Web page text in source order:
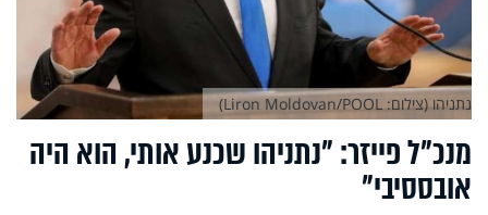
מנכ"ל פייזר: "נתניהו שכנע אותי, הוא היה
אובססיבי"
נתניהו (צילום: Liron Moldovan/POOL)